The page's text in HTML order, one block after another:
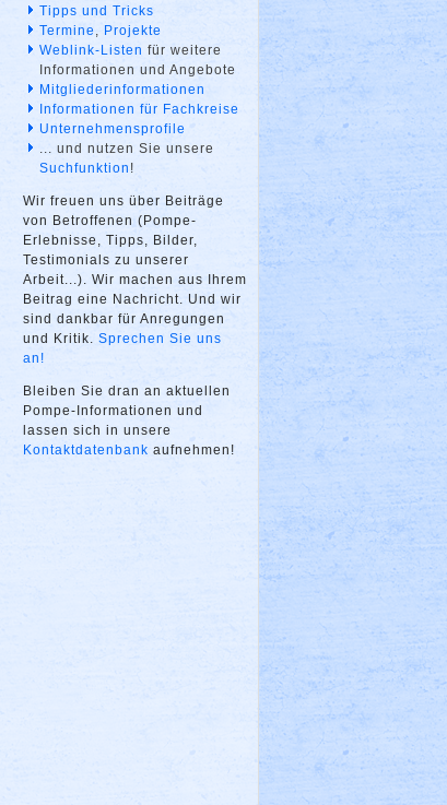
Tipps und Tricks
Termine , Projekte
Weblink-Listen für weitere
Informationen und Angebote
Mitgliederinformationen
Informationen für Fachkreise
Unternehmensprofile
... und nutzen Sie unsere
Suchfunktion !
Wir freuen uns über Beiträge
von Betroffenen (Pompe-
Erlebnisse, Tipps, Bilder,
Testimonials zu unserer
Arbeit...). Wir machen aus Ihrem
Beitrag eine Nachricht. Und wir
sind dankbar für Anregungen
und Kritik. Sprechen Sie uns
an!
Bleiben Sie dran an aktuellen
Pompe-Informationen und
lassen sich in unsere
Kontaktdatenbank aufnehmen!